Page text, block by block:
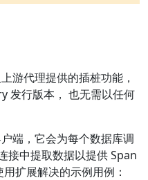
游代理提供的插桩功能，
发行版本， 也无需以任何
端，它会为每个数据库调
接中提取数据以提供 Span
扩展解决的示例用例：